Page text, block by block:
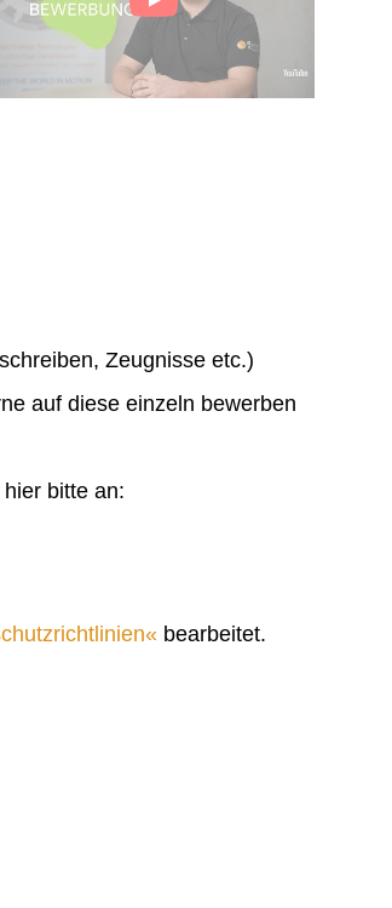
Zeugnisse etc.)
auf diese einzeln bewerben
bitte an:
bearbeitet.